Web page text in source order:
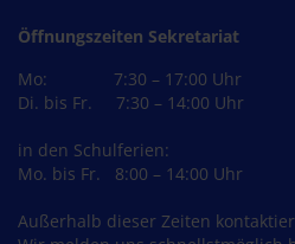
Öffnungszeiten Sekretariat
Mo: 7:30 – 17:00 Uhr
Di. bis Fr. 7:30 – 14:00 Uhr
in den Schulferien:
Mo. bis Fr. 8:00 – 14:00 Uhr
Außerhalb dieser Zeiten